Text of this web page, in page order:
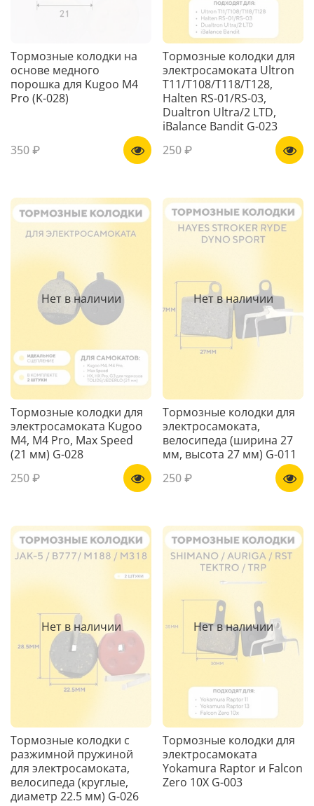
Тормозные колодки на
основе медного
порошка для Kugoo M4
Pro (K-028)
350 ₽
Тормозные колодки для
электросамоката Ultron
T11/T108/T118/T128,
Halten RS-01/RS-03,
Dualtron Ultra/2 LTD,
iBalance Bandit G-023
250 ₽
Нет в наличии
Тормозные колодки для
электросамоката Kugoo
M4, M4 Pro, Max Speed
(21 мм) G-028
250 ₽
Нет в наличии
Тормозные колодки для
электросамоката,
велосипеда (ширина 27
мм, высота 27 мм) G-011
250 ₽
Нет в наличии
Тормозные колодки с
разжимной пружиной
для электросамоката,
велосипеда (круглые,
диаметр 22.5 мм) G-026
Нет в наличии
Тормозные колодки для
электросамоката
Yokamura Raptor и Falcon
Zero 10X G-003